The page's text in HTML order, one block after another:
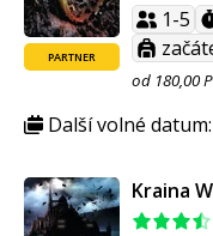
PARTNER
1-5
od 180,00
Další volné datum:
Kraina